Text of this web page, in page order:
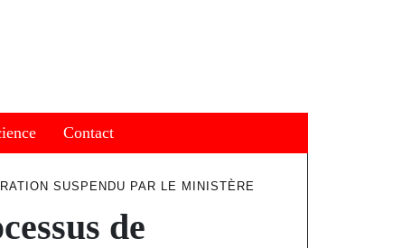
Contact
SUSPENDU PAR LE MINISTÈRE
de